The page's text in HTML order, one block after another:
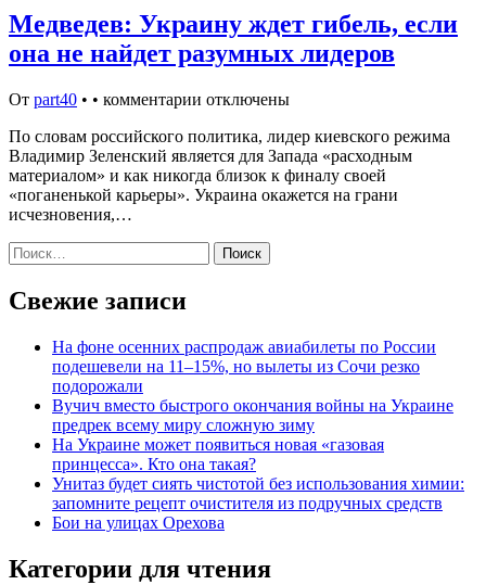
Медведев: Украину ждет гибель, если
она не найдет разумных лидеров
От part40 • • комментарии отключены
По словам российского политика, лидер киевского режима
Владимир Зеленский является для Запада «расходным
материалом» и как никогда близок к финалу своей
«поганенькой карьеры». Украина окажется на грани
исчезновения,…
Найти:
Свежие записи
На фоне осенних распродаж авиабилеты по России
подешевели на 11–15%, но вылеты из Сочи резко
подорожали
Вучич вместо быстрого окончания войны на Украине
предрек всему миру сложную зиму
На Украине может появиться новая «газовая
принцесса». Кто она такая?
Унитаз будет сиять чистотой без использования химии:
запомните рецепт очистителя из подручных средств
Бои на улицах Орехова
Категории для чтения